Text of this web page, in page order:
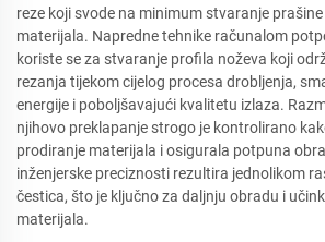
reze koji svode na minimum stvaranje
materijala. Napredne tehnike računalom
koriste se za stvaranje profila noževa koji
rezanja tijekom cijelog procesa drobljenja,
energije i poboljšavajući kvalitetu izlaza.
njihovo preklapanje strogo je kontrolirano
prodiranje materijala i osigurala potpuna
inženjerske preciznosti rezultira jednolikom
čestica, što je ključno za daljnju obradu i
materijala.